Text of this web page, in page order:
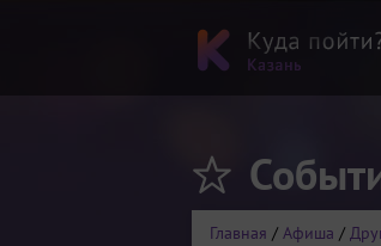
Главная / Афиша /